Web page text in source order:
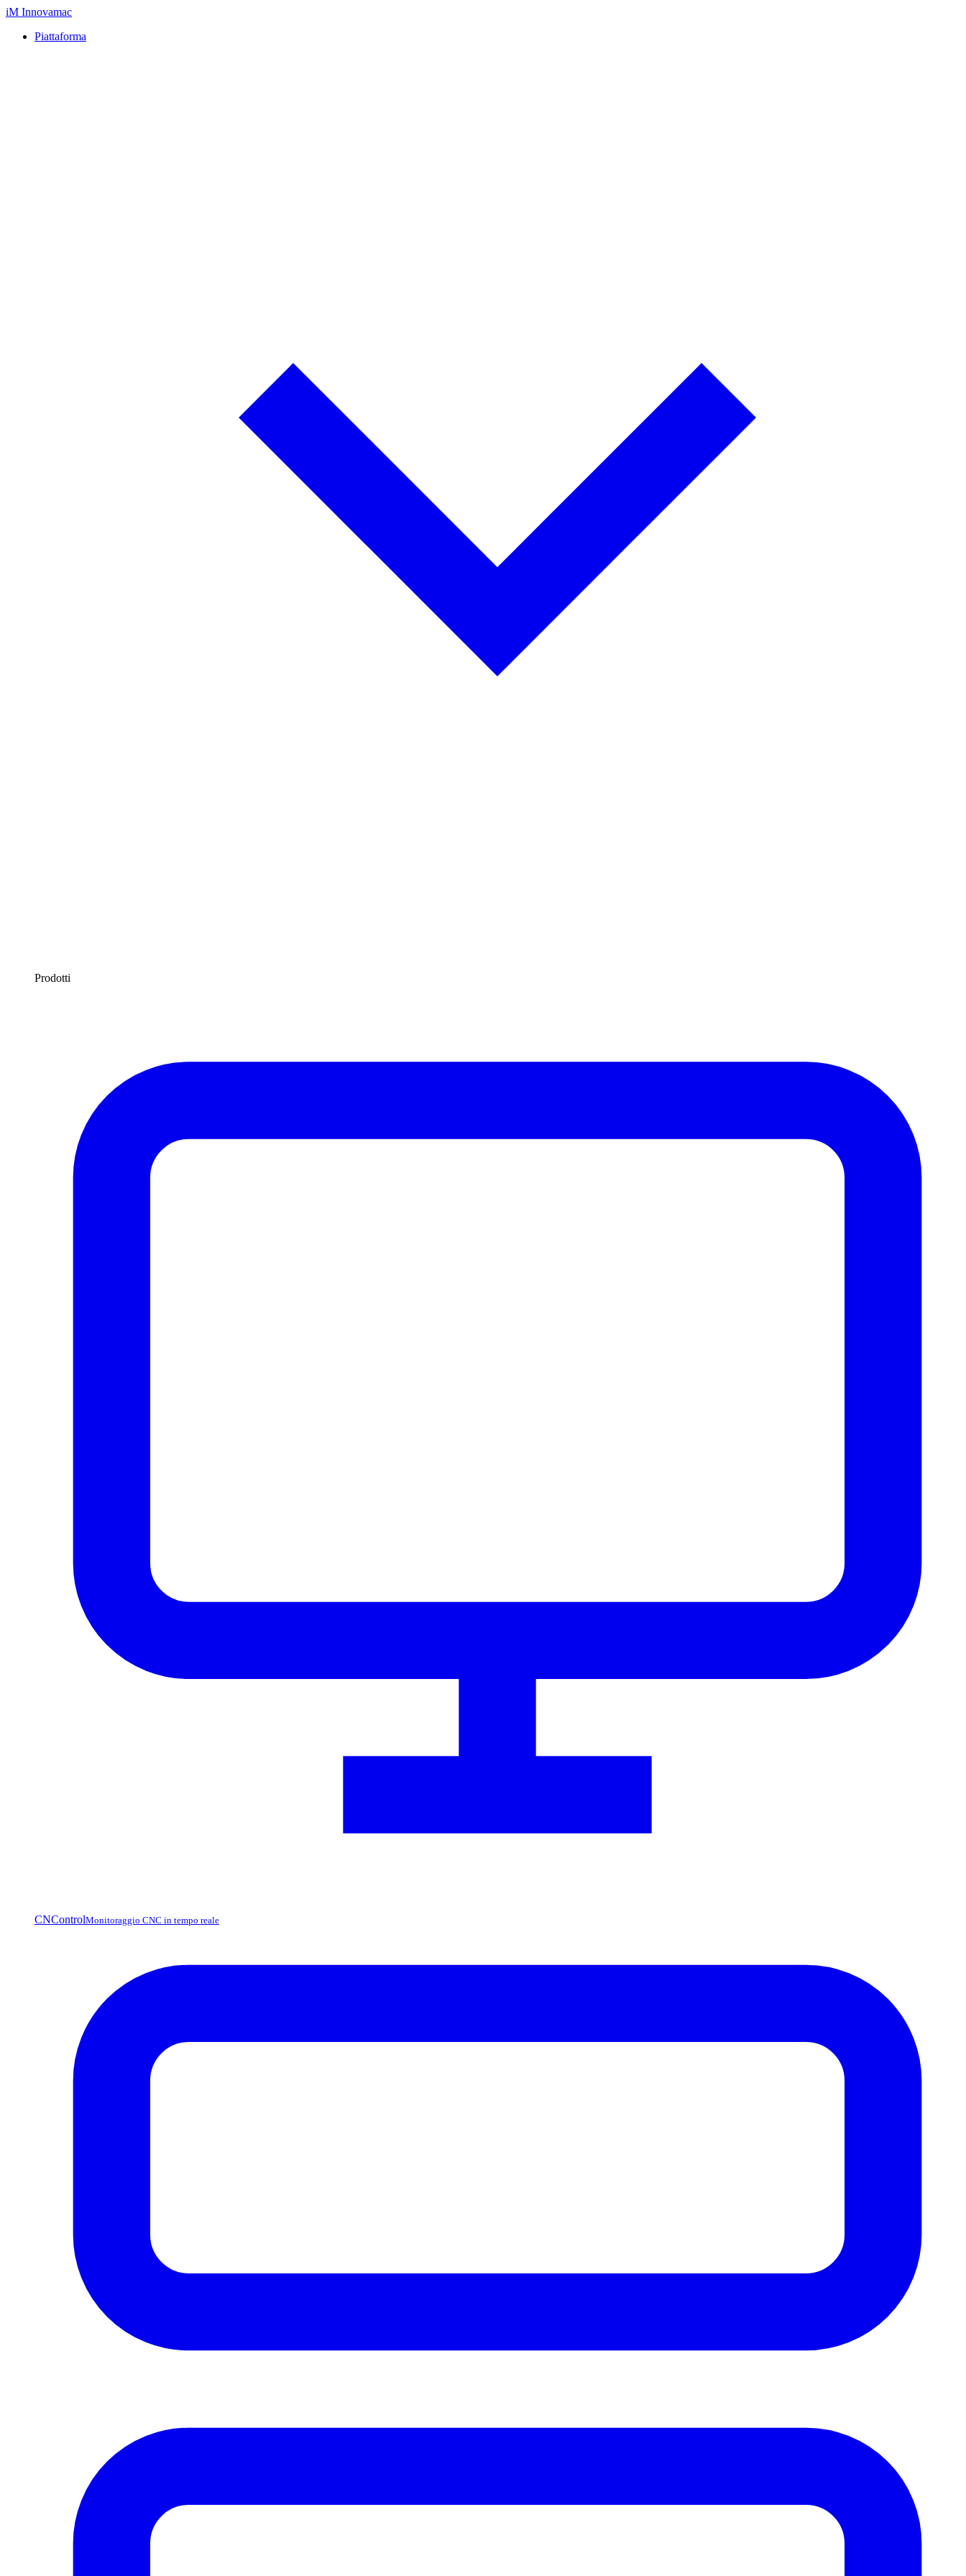
iM Innovamac
Piattaforma
Prodotti
CNControlMonitoraggio CNC in tempo reale